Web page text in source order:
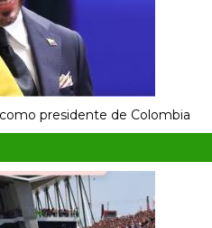
presidente de Colombia